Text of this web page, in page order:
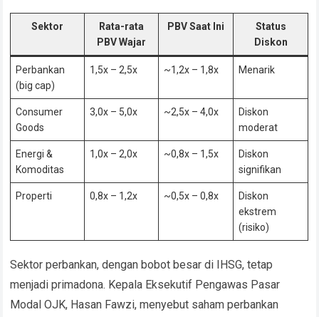
Sektor
Rata-rata
PBV Wajar
PBV Saat Ini
Status
Diskon
Perbankan
(big cap)
1,5x – 2,5x ~1,2x – 1,8x Menarik
Consumer
Goods
3,0x – 5,0x ~2,5x – 4,0x
Diskon
moderat
Energi &
Komoditas
1,0x – 2,0x ~0,8x – 1,5x
Diskon
signifikan
Properti 0,8x – 1,2x ~0,5x – 0,8x
Diskon
ekstrem
(risiko)
Sektor perbankan, dengan bobot besar di IHSG, tetap
menjadi primadona. Kepala Eksekutif Pengawas Pasar
Modal OJK, Hasan Fawzi, menyebut saham perbankan